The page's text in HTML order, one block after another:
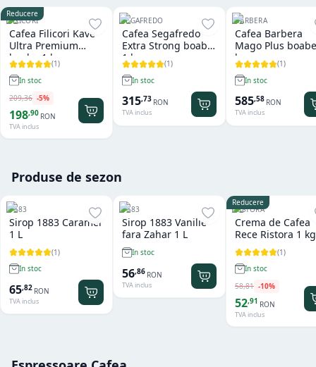
Reducere
FILICORI
Cafea Filicori Kave
Ultra Premium
boabe 1 kg
(1)
In stoc
209,36 -5%
198,90 RON
TVA inclus
SEGAFREDO
Cafea Segafredo
Extra Strong boabe
1 kg
(1)
In stoc
315,73 RON
TVA inclus
BARBERA
Cafea Barbera
Mago Plus
kg
(1)
In stoc
585,58 RON
TVA inclus
Produse de sezon
1883
Sirop 1883 Caramel
1 L
(1)
In stoc
65,82 RON
TVA inclus
1883
Sirop 1883 Vanilie
fara Zahar 1 L
In stoc
56,86 RON
TVA inclus
Reducere
RISTORA
Crema de Cafea
Rece Ristora 1 kg
(1)
In stoc
58,81 -10%
52,91 RON
TVA inclus